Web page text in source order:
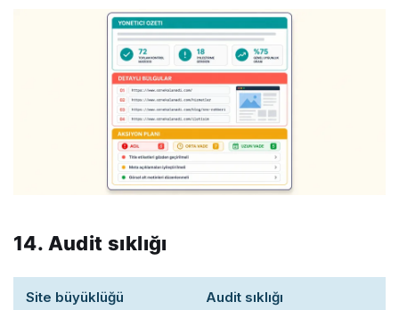
14. Audit sıklığı
Site büyüklüğü Audit sıklığı